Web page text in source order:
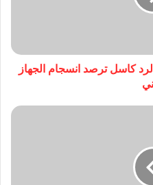
كاسل ترصد انسجام الجهاز